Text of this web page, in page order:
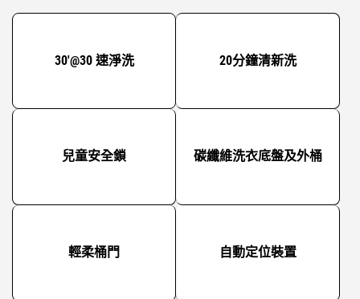
30'@30 速淨洗 20分鐘清新洗
兒童安全鎖 碳纖維洗衣底盤及外桶
輕柔桶門 自動定位裝置